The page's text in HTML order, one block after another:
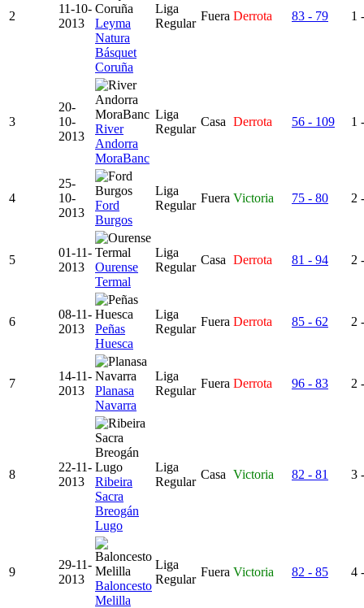
2
11-10-
2013
Leyma
Natura
Básquet
Coruña
Liga
Regular
Fuera Derrota 83 - 79 1
3
20-
10-
2013
River
Andorra
MoraBanc
Liga
Regular
Casa Derrota 56 - 109 1
4
25-
10-
2013
Ford
Burgos
Liga
Regular
Fuera Victoria 75 - 80 2
5
01-11-
2013
Ourense
Termal
Liga
Regular
Casa Derrota 81 - 94 2
6
08-11-
2013
Peñas
Huesca
Liga
Regular
Fuera Derrota 85 - 62 2
7
14-11-
2013
Planasa
Navarra
Liga
Regular
Fuera Derrota 96 - 83 2
8
22-11-
2013
Ribeira
Sacra
Breogán
Lugo
Liga
Regular
Casa Victoria 82 - 81 3
9
29-11-
2013
Baloncesto
Melilla
Liga
Regular
Fuera Victoria 82 - 85 4